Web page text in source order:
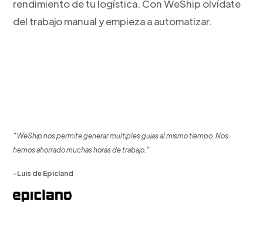
rendimiento de tu logística. Con WeShip olvídate
del trabajo manual y empieza a automatizar.
"WeShip nos permite generar multiples guias al mismo tiempo. Nos
hemos ahorrado muchas horas de trabajo."
-Luis de Epicland